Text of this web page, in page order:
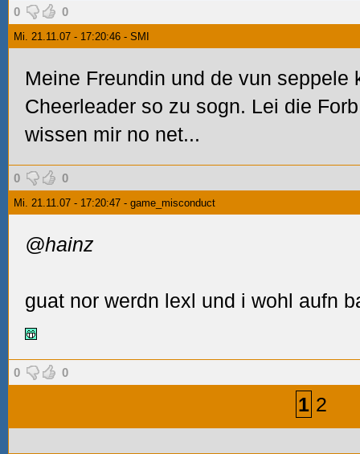
0 0
Mi. 21.11.07 - 17:20:46 - SMI
Meine Freundin und de vun seppele
Cheerleader so zu sogn. Lei die
wissen mir no net...
0 0
Mi. 21.11.07 - 17:20:47 - game_misconduct
@hainz
guat nor werdn lexl und i wohl aufn
0 0
1 2